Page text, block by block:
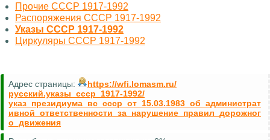
Прочие СССР 1917-1992
Распоряжения СССР 1917-1992
Указы СССР 1917-1992
Циркуляры СССР 1917-1992
Адрес страницы:
https://wfi.lomasm.ru/
русский.указы_ссср_1917-1992/
указ_президиума_вс_ссср_от_15.03.1983_об_администрат
ивной_ответственности_за_нарушение_правил_дорожног
о_движения